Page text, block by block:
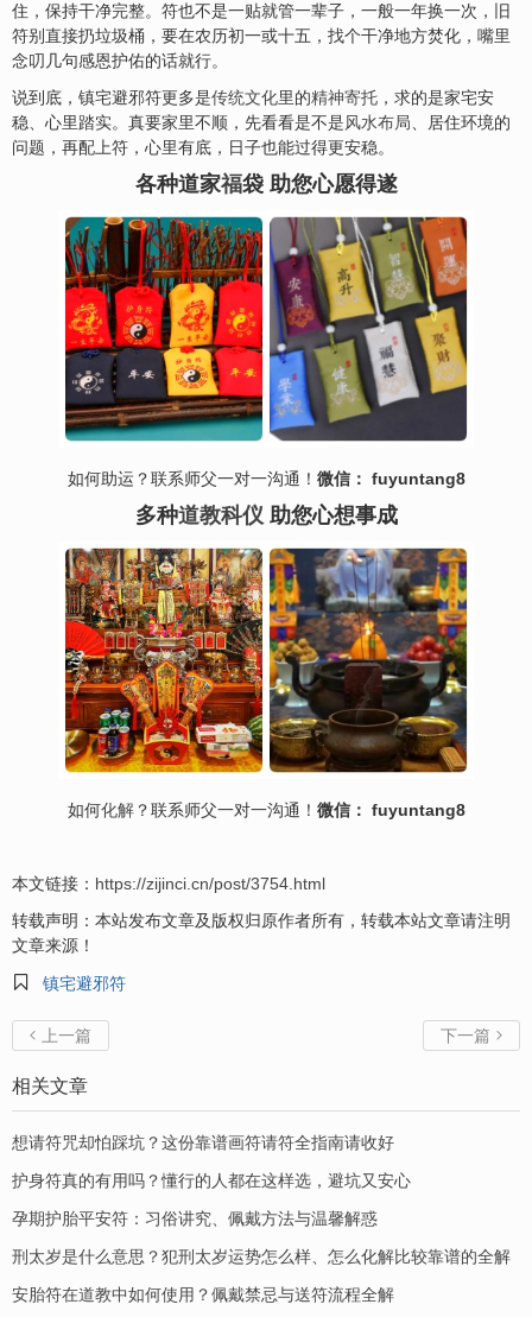
住，保持干净完整。符也不是一贴就管一辈子，一般一年换一次，旧
符别直接扔垃圾桶，要在农历初一或十五，找个干净地方焚化，嘴里
念叨几句感恩护佑的话就行。
说到底，镇宅避邪符更多是传统文化里的精神寄托 ，求的是家宅安
稳、心里踏实。真要家里不顺，先看看是不是风水布局、居住环境的
问题，再配上符，心里有底，日子也能过得更安稳。
各种道家福袋 助您心愿得遂
如何助运？联系师父一对一沟通！ 微信： fuyuntang8
多种道教科仪助您心想事成
如何化解？联系师父一对一沟通！ 微信： fuyuntang8
本文链接： https://zijinci.cn/post/3754.html
转载声明：本站发布文章及版权归原作者所有，转载本站文章请注明
文章来源！

镇宅避邪符
 上一篇 下一篇 
相关文章
想请符咒却怕踩坑？这份靠谱画符请符全指南请收好
护身符真的有用吗？懂行的人都在这样选，避坑又安心
孕期护胎平安符：习俗讲究、佩戴方法与温馨解惑
刑太岁是什么意思？犯刑太岁运势怎么样、怎么化解比较靠谱的全解
安胎符在道教中如何使用？佩戴禁忌与送符流程全解